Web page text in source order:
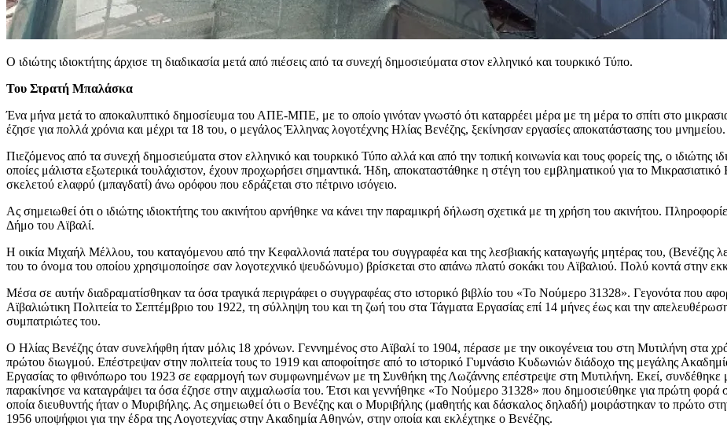
Ο ιδιώτης ιδιοκτήτης άρχισε τη διαδικασία μετά από πιέσεις από τα συνεχή δημοσιεύματα στον ελληνικό και τουρκικό Τύπο.
Του Στρατή Μπαλάσκα
Ένα μήνα μετά το αποκαλυπτικό δημοσίευμα του ΑΠΕ-ΜΠΕ, με το οποίο γινόταν γνωστό ότι καταρρέει μέρα με τη μέρα το σπίτι στο
έζησε για πολλά χρόνια και μέχρι τα 18 του, ο μεγάλος Έλληνας λογοτέχνης Ηλίας Βενέζης, ξεκίνησαν εργασίες αποκατάστασης του μνημείου.
Πιεζόμενος από τα συνεχή δημοσιεύματα στον ελληνικό και τουρκικό Τύπο αλλά και από την τοπική κοινωνία και τους φορείς της, ο ιδιώτης
οποίες μάλιστα εξωτερικά τουλάχιστον, έχουν προχωρήσει σημαντικά. Ήδη, αποκαταστάθηκε η στέγη του εμβληματικού για το Μικρασιατικό
σκελετού ελαφρύ (μπαγδατί) άνω ορόφου που εδράζεται στο πέτρινο ισόγειο.
Ας σημειωθεί ότι ο ιδιώτης ιδιοκτήτης του ακινήτου αρνήθηκε να κάνει την παραμικρή δήλωση σχετικά με τη χρήση του ακινήτου.
Δήμο του Αϊβαλί.
Η οικία Μιχαήλ Μέλλου, του καταγόμενου από την Κεφαλλονιά πατέρα του συγγραφέα και της λεσβιακής καταγωγής μητέρας του, (Βενέζης
του το όνομα του οποίου χρησιμοποίησε σαν λογοτεχνικό ψευδώνυμο) βρίσκεται στο απάνω πλατύ σοκάκι του Αϊβαλιού. Πολύ κοντά στην
Μέσα σε αυτήν διαδραματίσθηκαν τα όσα τραγικά περιγράφει ο συγγραφέας στο ιστορικό βιβλίο του «Το Νούμερο 31328». Γεγονότα που
Αϊβαλιώτικη Πολιτεία το Σεπτέμβριο του 1922, τη σύλληψη του και τη ζωή του στα Τάγματα Εργασίας επί 14 μήνες έως και την
συμπατριώτες του.
Ο Ηλίας Βενέζης όταν συνελήφθη ήταν μόλις 18 χρόνων. Γεννημένος στο Αϊβαλί το 1904, πέρασε με την οικογένεια του στη Μυτιλήνη στα
πρώτου διωγμού. Επέστρεψαν στην πολιτεία τους το 1919 και αποφοίτησε από το ιστορικό Γυμνάσιο Κυδωνιών διάδοχο της μεγάλης
Εργασίας το φθινόπωρο του 1923 σε εφαρμογή των συμφωνημένων με τη Συνθήκη της Λωζάννης επέστρεψε στη Μυτιλήνη. Εκεί, συνδέθηκε
παρακίνησε να καταγράψει τα όσα έζησε στην αιχμαλωσία του. Έτσι και γεννήθηκε «Το Νούμερο 31328» που δημοσιεύθηκε για πρώτη φορά
οποία διευθυντής ήταν ο Μυριβήλης. Ας σημειωθεί ότι ο Βενέζης και ο Μυριβήλης (μαθητής και δάσκαλος δηλαδή) μοιράστηκαν το πρώτο
1956 υποψήφιοι για την έδρα της Λογοτεχνίας στην Ακαδημία Αθηνών, στην οποία και εκλέχτηκε ο Βενέζης.